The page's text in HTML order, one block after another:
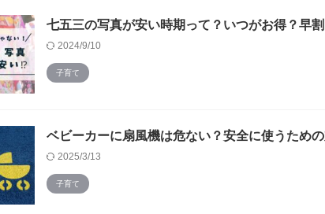
七五三の写真が安い時期って？いつがお得？早
2024/9/10
子育て
ベビーカーに扇風機は危ない？安全に使うため
2025/3/13
子育て